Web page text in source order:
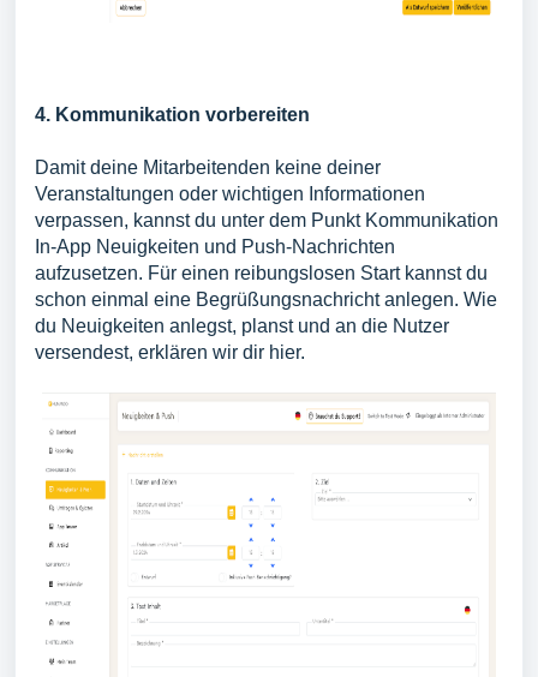
4. Kommunikation vorbereiten
Damit deine Mitarbeitenden keine deiner
Veranstaltungen oder wichtigen Informationen
verpassen, kannst du unter dem Punkt Kommunikation
In-App Neuigkeiten und Push-Nachrichten
aufzusetzen. Für einen reibungslosen Start kannst du
schon einmal eine Begrüßungsnachricht anlegen. Wie
du Neuigkeiten anlegst, planst und an die Nutzer
versendest, erklären wir dir hier.